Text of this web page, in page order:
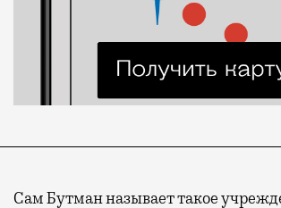
Сам Бутман называет такое